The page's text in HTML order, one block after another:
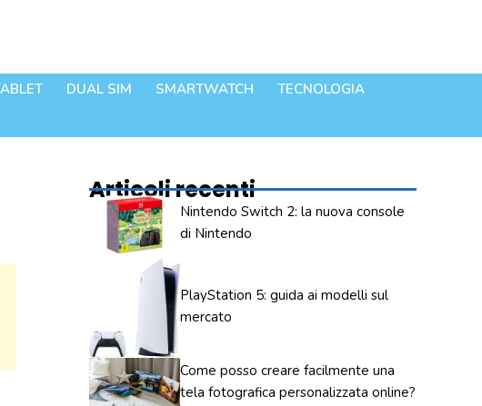
DUAL SIM SMARTWATCH
TECNOLOGIA
Articoli recenti
Nintendo Switch 2: la nuova console
di Nintendo
PlayStation 5: guida ai modelli sul
mercato
Come posso creare facilmente una
tela fotografica personalizzata online?